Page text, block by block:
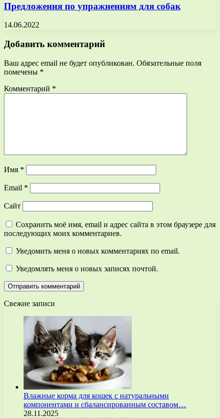
Предложения по упражнениям для собак
14.06.2022
Добавить комментарий
Ваш адрес email не будет опубликован. Обязательные поля
помечены *
Комментарий *
Имя *
Email *
Сайт
Сохранить моё имя, email и адрес сайта в этом браузере для
последующих моих комментариев.
Уведомить меня о новых комментариях по email.
Уведомлять меня о новых записях почтой.
Свежие записи
Влажные корма для кошек с натуральными
компонентами и сбалансированным составом…
28.11.2025